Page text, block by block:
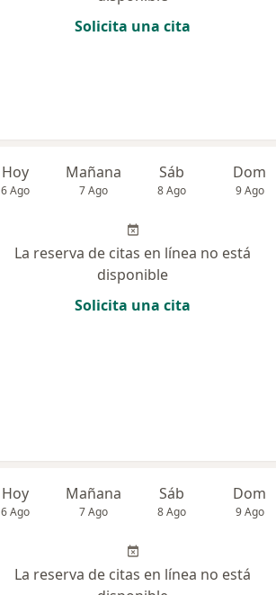
Solicita una cita
Hoy
6 Ago
Mañana
7 Ago
Sáb
8 Ago
Dom
9 Ago
La reserva de citas en línea no está
disponible
Solicita una cita
Hoy
6 Ago
Mañana
7 Ago
Sáb
8 Ago
Dom
9 Ago
La reserva de citas en línea no está